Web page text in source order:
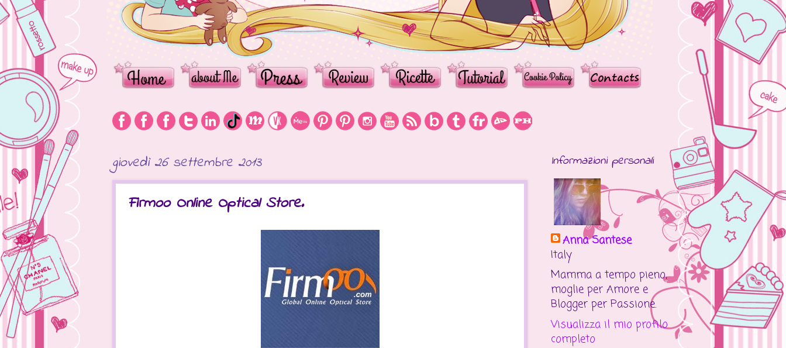
giovedì 26 settembre 2013
Firmoo Online Optical Store.
Informazioni personali
Anna Santese
Italy
Mamma a tempo pieno,
moglie per Amore e
Blogger per Passione.
Visualizza il mio profilo
completo